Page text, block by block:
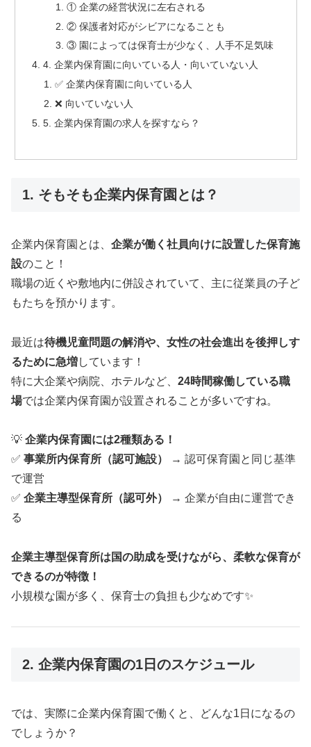
① 企業の経営状況に左右される
② 保護者対応がシビアになることも
③ 園によっては保育士が少なく、人手不足気味
4. 企業内保育園に向いている人・向いていない人
✅ 企業内保育園に向いている人
❌ 向いていない人
5. 企業内保育園の求人を探すなら？
1. そもそも企業内保育園とは？
企業内保育園とは、 企業が働く社員向けに設置した保育施
設のこと！
職場の近くや敷地内に併設されていて、主に従業員の子ど
もたちを預かります。
最近は待機児童問題の解消や、女性の社会進出を後押しす
るために急増しています！
特に大企業や病院、ホテルなど、 24時間稼働している職
場では企業内保育園が設置されることが多いですね。
💡 企業内保育園には2種類ある！
✅ 事業所内保育所（認可施設）
→ 認可保育園と同じ基準
で運営
✅ 企業主導型保育所（認可外）
→ 企業が自由に運営でき
る
企業主導型保育所は国の助成を受けながら、柔軟な保育が
できるのが特徴！
小規模な園が多く、保育士の負担も少なめです✨
2. 企業内保育園の1日のスケジュール
では、実際に企業内保育園で働くと、どんな1日になるの
でしょうか？